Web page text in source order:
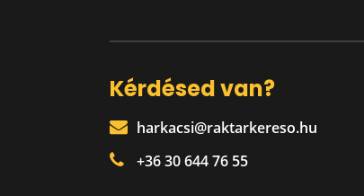
Kérdésed van?
harkacsi@raktarkereso.hu
+36 30 644 76 55